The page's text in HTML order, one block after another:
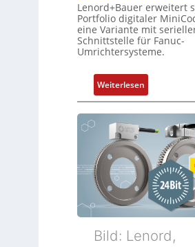
Lenord+Bauer erweitert
Portfolio digitaler
eine Variante mit
Schnittstelle für Fanuc-
Umrichtersysteme.
Weiterlesen:
D
r
e
g
e
b
e
r
o
Bild: Lenord,